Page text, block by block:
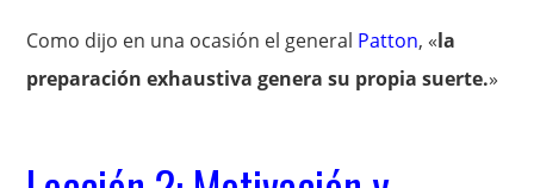
Como dijo en una ocasión el general Patton, «la
preparación exhaustiva genera su propia suerte.»